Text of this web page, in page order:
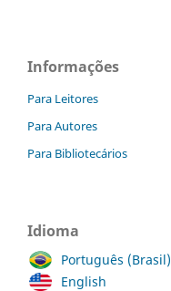
Informações
Para Leitores
Para Autores
Para Bibliotecários
Idioma
Português (Brasil)
English